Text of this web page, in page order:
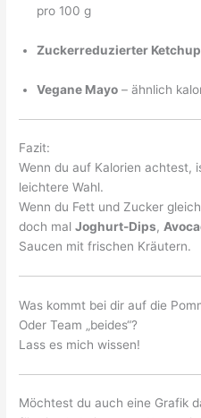
pro 100 g
Zuckerreduzierter Ketchup
Vegane Mayo – ähnlich
Fazit:
Wenn du auf Kalorien achtest,
leichtere Wahl.
Wenn du Fett und Zucker
doch malJoghurt-Dips,
Saucen mit frischen Kräutern.
Was kommt bei dir auf die
Oder Team „beides“?
Lass es mich wissen!
Möchtest du auch eine Grafik